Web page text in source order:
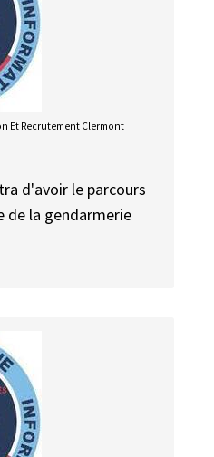
Et Recrutement Clermont
d'avoir le parcours
de la gendarmerie